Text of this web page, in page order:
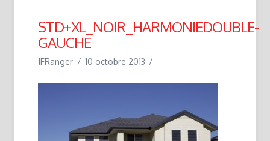
STD+XL_NOIR_HARMONIEDOUBLE-
GAUCHE
JFRanger 10 octobre 2013